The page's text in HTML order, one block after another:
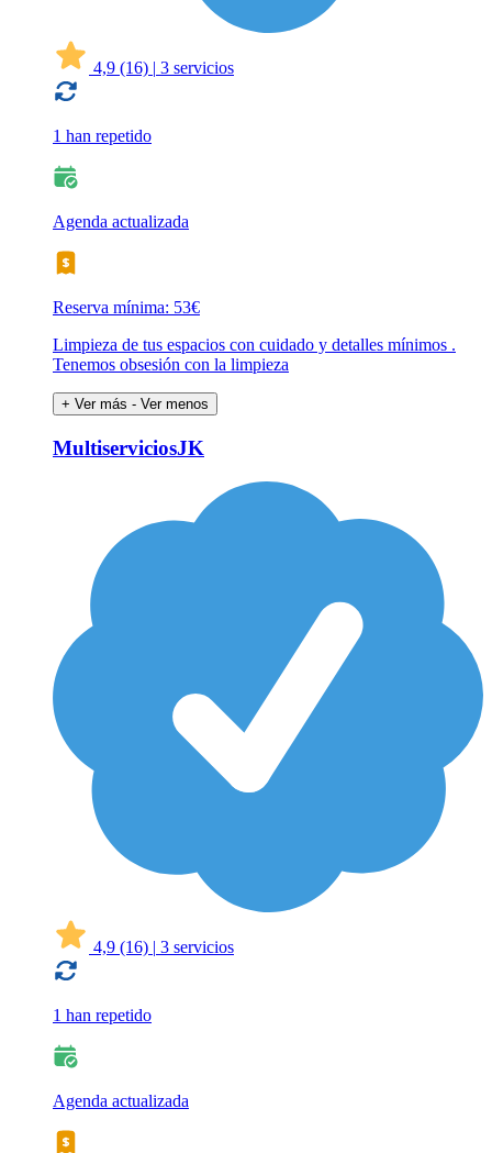
4,9 (16) | 3 servicios
1 han repetido
Agenda actualizada
Reserva mínima: 53€
Limpieza de tus espacios con cuidado y detalles mínimos .
Tenemos obsesión con la limpieza
+ Ver más - Ver menos
MultiserviciosJK
4,9 (16) | 3 servicios
1 han repetido
Agenda actualizada